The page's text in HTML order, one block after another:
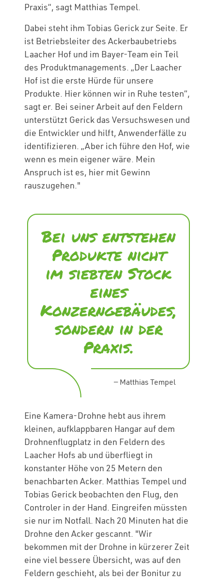
Praxis“, sagt Matthias Tempel.
Dabei steht ihm Tobias Gerick zur Seite. Er
ist Betriebsleiter des Ackerbaubetriebs
Laacher Hof und im Bayer-Team ein Teil
des Produktmanagements. „Der Laacher
Hof ist die erste Hürde für unsere
Produkte. Hier können wir in Ruhe testen“,
sagt er. Bei seiner Arbeit auf den Feldern
unterstützt Gerick das Versuchswesen und
die Entwickler und hilft, Anwenderfälle zu
identifizieren. „Aber ich führe den Hof, wie
wenn es mein eigener wäre. Mein
Anspruch ist es, hier mit Gewinn
rauszugehen."
Bei uns entstehen
Produkte nicht
im siebten Stock
eines
Konzerngebäudes,
sondern in der
Praxis.
Matthias Tempel
Eine Kamera-Drohne hebt aus ihrem
kleinen, aufklappbaren Hangar auf dem
Drohnenflugplatz in den Feldern des
Laacher Hofs ab und überfliegt in
konstanter Höhe von 25 Metern den
benachbarten Acker. Matthias Tempel und
Tobias Gerick beobachten den Flug, den
Controler in der Hand. Eingreifen müssten
sie nur im Notfall. Nach 20 Minuten hat die
Drohne den Acker gescannt. "Wir
bekommen mit der Drohne in kürzerer Zeit
eine viel bessere Übersicht, was auf den
Feldern geschieht, als bei der Bonitur zu